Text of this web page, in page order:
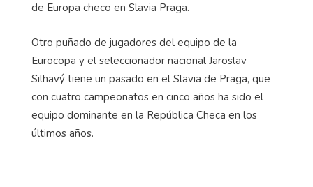
de Europa checo en Slavia Praga.
Otro puñado de jugadores del equipo de la
Eurocopa y el seleccionador nacional Jaroslav
Silhavý tiene un pasado en el Slavia de Praga, que
con cuatro campeonatos en cinco años ha sido el
equipo dominante en la República Checa en los
últimos años.